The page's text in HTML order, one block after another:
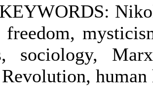
KEYWORDS:
sociology,